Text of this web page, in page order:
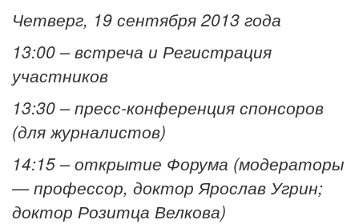
Четверг, 19 сентября 2013 года
13:00 – встреча и Регистрация
участников
13:30 – пресс-конференция спонсоров
(для журналистов)
14:15 – открытие Форума (модераторы
— профессор, доктор Ярослав Угрин;
доктор Розитца Велкова)